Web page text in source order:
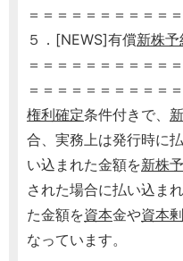
＝＝＝＝＝＝＝＝＝＝＝
５．[NEWS]有償新株
＝＝＝＝＝＝＝＝＝＝
＝＝＝＝＝＝＝＝＝＝＝
権利確定条件付きで、
合、実務上は発行時に払
い込まれた金額を新株
された場合に払い込まれ
た金額を資本金や資本
なっています。